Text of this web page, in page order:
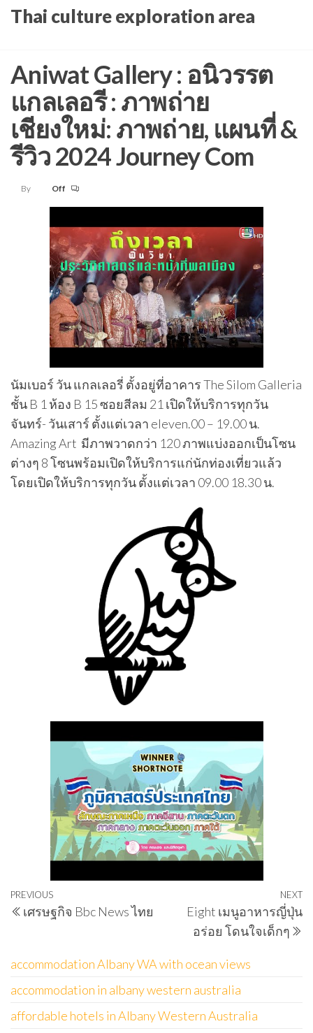
Skip
content
Thai culture exploration area
Aniwat Gallery : อนิวรรต
แกลเลอรี : ภาพถ่าย
เชียงใหม่: ภาพถ่าย, แผนที่ &
รีวิว 2024 Journey Com
By Off
นัมเบอร์ วัน แกลเลอรี่ ตั้งอยู่ที่อาคาร The Silom Galleria
ชั้น B 1 ห้อง B 15 ซอยสีลม 21 เปิดให้บริการทุกวัน
จันทร์- วันเสาร์ ตั้งแต่เวลา eleven.00 – 19.00 น.
Amazing Art มีภาพวาดกว่า 120 ภาพแบ่งออกเป็นโซน
ต่างๆ 8 โซนพร้อมเปิดให้บริการแก่นักท่องเที่ยวแล้ว
โดยเปิดให้บริการทุกวัน ตั้งแต่เวลา 09.00 18.30 น.
Post
navigation
Previous
Post
PREVIOUS
เศรษฐกิจ Bbc News ไทย
NEXT
Eight เมนูอาหารญี่ปุ่น
อร่อย โดนใจเด็กๆ
accommodation Albany WA with ocean views
accommodation in albany western australia
affordable hotels in Albany Western Australia